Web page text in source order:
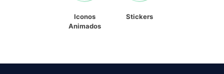
Iconos
Animados
Stickers